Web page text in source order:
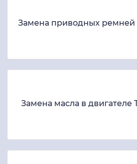
Замена приводных ремней
Замена масла в двигателе